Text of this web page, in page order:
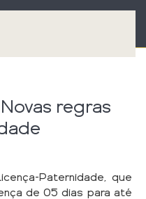
Novas regras
Paternidade, que
de 05 dias para até